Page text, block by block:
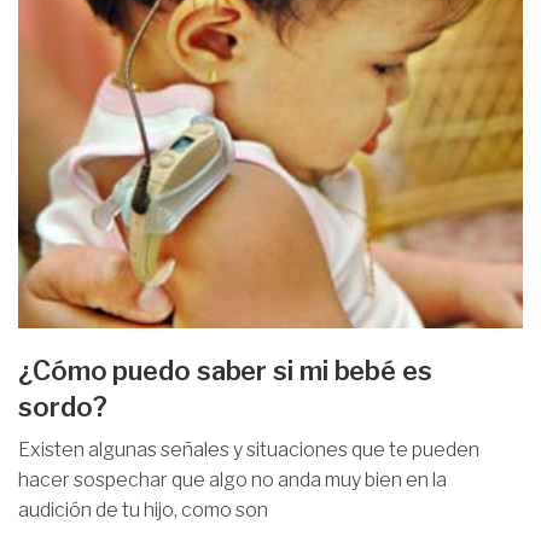
¿Cómo puedo saber si mi bebé es
sordo?
Existen algunas señales y situaciones que te pueden
hacer sospechar que algo no anda muy bien en la
audición de tu hijo, como son